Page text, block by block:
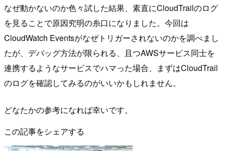
なぜ動かないのか色々試した結果、素直にCloudTrailのログ
を見ることで原因究明の糸口になりました。今回は
CloudWatch Eventsがなぜトリガーされないのかを調べまし
たが、デバッグ方法が限られる、且つAWSサービス同士を
連携するようなサービスでハマった場合、まずはCloudTrail
のログを確認してみるのがいいかもしれません。
どなたかの参考になれば幸いです。
この記事をシェアする